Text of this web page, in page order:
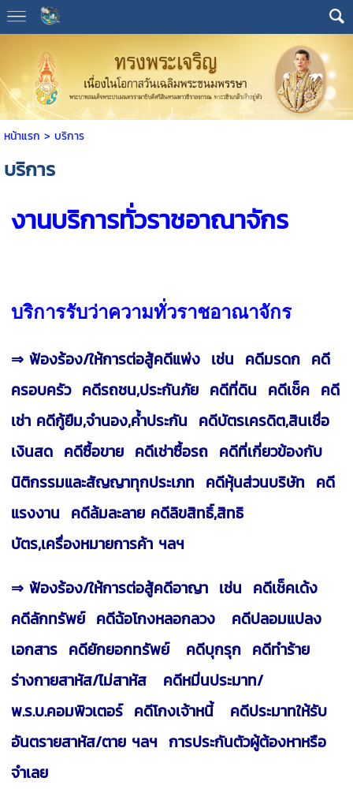
หน้าแรก > บริการ
บริการ
งานบริการทั่วราชอาณาจักร
บริการรับว่าความทั่วราชอาณาจักร
⇒ ฟ้องร้อง/ให้การต่อสู้คดีแพ่ง เช่น คดีมรดก คดี
ครอบครัว คดีรถชน,ประกันภัย คดีที่ดิน คดีเช็ค คดี
เช่า คดีกู้ยืม,จำนอง,ค้ำประกัน คดีบัตรเครดิต,สินเชื่อ
เงินสด คดีซื้อขาย คดีเช่าซื้อรถ คดีที่เกี่ยวข้องกับ
นิติกรรมและสัญญาทุกประเภท คดีหุ้นส่วนบริษัท คดี
แรงงาน คดีล้มละลาย คดีลิขสิทธิ์,สิทธิ
บัตร,เครื่องหมายการค้า ฯลฯ
⇒ ฟ้องร้อง/ให้การต่อสู้คดีอาญา เช่น คดีเช็คเด้ง
คดีลักทรัพย์ คดีฉ้อโกงหลอกลวง คดีปลอมแปลง
เอกสาร คดียักยอกทรัพย์ คดีบุกรุก คดีทำร้าย
ร่างกายสาหัส/ไม่สาหัส คดีหมิ่นประมาท/
พ.ร.บ.คอมพิวเตอร์ คดีโกงเจ้าหนี้ คดีประมาทให้รับ
อันตรายสาหัส/ตาย ฯลฯการประกันตัวผู้ต้องหาหรือ
จำเลย